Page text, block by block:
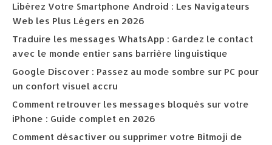
Libérez Votre Smartphone Android : Les Navigateurs
Web les Plus Légers en 2026
Traduire les messages WhatsApp : Gardez le contact
avec le monde entier sans barrière linguistique
Google Discover : Passez au mode sombre sur PC pour
un confort visuel accru
Comment retrouver les messages bloqués sur votre
iPhone : Guide complet en 2026
Comment désactiver ou supprimer votre Bitmoji de